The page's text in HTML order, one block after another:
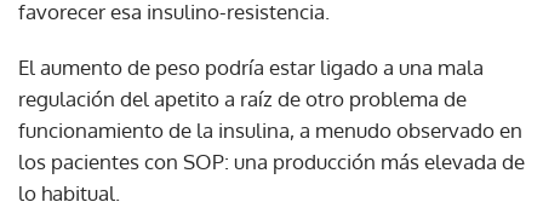
favorecer esa insulino-resistencia.
El aumento de peso podría estar ligado a una mala
regulación del apetito a raíz de otro problema de
funcionamiento de la insulina, a menudo observado en
los pacientes con SOP: una producción más elevada de
lo habitual.